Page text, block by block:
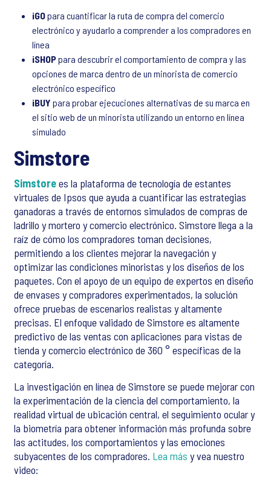
iGOpara cuantificar la ruta de compra del comercio
electrónico y ayudarlo a comprender a los compradores en
línea
iSHOPpara descubrir el comportamiento de compra y las
opciones de marca dentro de un minorista de comercio
electrónico específico
iBUY para probar ejecuciones alternativas de su marca en
el sitio web de un minorista utilizando un entorno en línea
simulado
Simstore
Simstorees la plataforma de tecnología de estantes
virtuales de Ipsos que ayuda a cuantificar las estrategias
ganadoras a través de entornos simulados de compras de
ladrillo y mortero y comercio electrónico. Simstore llega a la
raíz de cómo los compradores toman decisiones,
permitiendo a los clientes mejorar la navegación y
optimizar las condiciones minoristas y los diseños de los
paquetes. Con el apoyo de un equipo de expertos en diseño
de envases y compradores experimentados, la solución
ofrece pruebas de escenarios realistas y altamente
precisas. El enfoque validado de Simstore es altamente
predictivo de las ventas con aplicaciones para vistas de
tienda y comercio electrónico de 360 ° específicas de la
categoría.
La investigación en línea de Simstore se puede mejorar con
la experimentación de la ciencia del comportamiento, la
realidad virtual de ubicación central, el seguimiento ocular y
la biometría para obtener información más profunda sobre
las actitudes, los comportamientos y las emociones
subyacentes de los compradores. Lea más y vea nuestro
video: